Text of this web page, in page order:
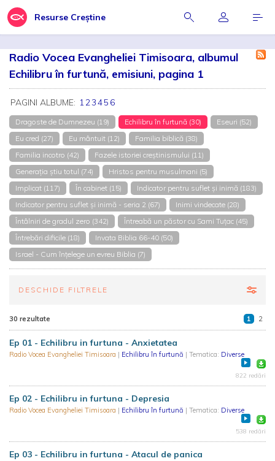
Resurse Creștine
Radio Vocea Evangheliei Timisoara, albumul
Echilibru în furtună, emisiuni, pagina 1
PAGINI ALBUME: 12345 6
Dragoste de Dumnezeu (19) Echilibru în furtună (30)
Eseuri (52)
Eu cred (27)
Eu mântuit (12)
Familia biblică (38)
Familia incotro (42)
Fazele istoriei creștinismului (11)
Generația știu totul (74)
Hristos pentru musulmani (5)
Implicat (117)
În cabinet (15)
Indicator pentru suflet și inimă (183)
Indicator pentru suflet și inimă - seria 2 (67)
Inimi vindecate (28)
Întâlniri de gradul zero (342)
Întreabă un păstor cu Sami Tuțac (45)
Întrebări dificile (18)
Invata Biblia 66-40 (50)
Israel - Cum înțelege un evreu Biblia (7)
DESCHIDE FILTRELE
30 rezultate 1 2
Ep 01 - Echilibru in furtuna - Anxietatea
Radio Vocea Evangheliei Timisoara | Echilibru în furtună | Tematica: Diverse
822 redări
Ep 02 - Echilibru in furtuna - Depresia
Radio Vocea Evangheliei Timisoara | Echilibru în furtună | Tematica: Diverse
538 redări
Ep 03 - Echilibru in furtuna - Atacul de panica